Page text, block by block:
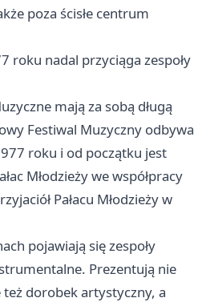
poza ścisłe centrum
roku nadal przyciąga zespoły
mają za sobą długą
Festiwal Muzyczny odbywa
roku i od początku jest
Młodzieży we współpracy
Pałacu Młodzieży w
pojawiają się zespoły
Prezentują nie
dorobek artystyczny, a